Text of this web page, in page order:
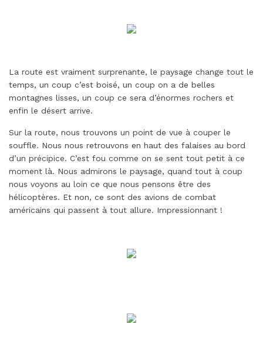
La route est vraiment surprenante, le paysage change tout le
temps, un coup c’est boisé, un coup on a de belles
montagnes lisses, un coup ce sera d’énormes rochers et
enfin le désert arrive.
Sur la route, nous trouvons un point de vue à couper le
souffle. Nous nous retrouvons en haut des falaises au bord
d’un précipice. C’est fou comme on se sent tout petit à ce
moment là. Nous admirons le paysage, quand tout à coup
nous voyons au loin ce que nous pensons être des
hélicoptères. Et non, ce sont des avions de combat
américains qui passent à tout allure. Impressionnant !